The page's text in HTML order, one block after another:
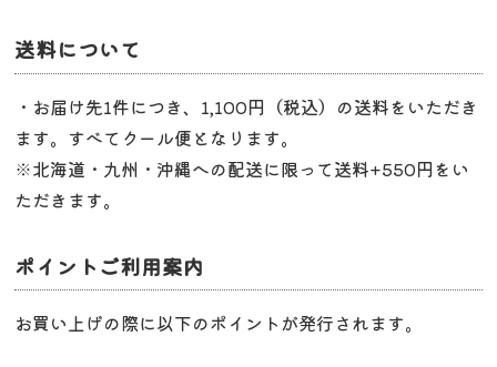
送料について
・お届け先1件につき、1,100円（税込）の送料をいただき
ます。すべてクール便となります。
※北海道・九州・沖縄への配送に限って送料+550円をい
ただきます。
ポイントご利用案内
お買い上げの際に以下のポイントが発行されます。